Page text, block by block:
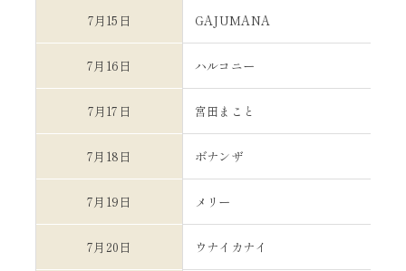
7月15日 GAJUMANA
7月16日 ハルコニー
7月17日 宮田まこと
7月18日 ボナンザ
7月19日 メリー
7月20日 ウナイカナイ